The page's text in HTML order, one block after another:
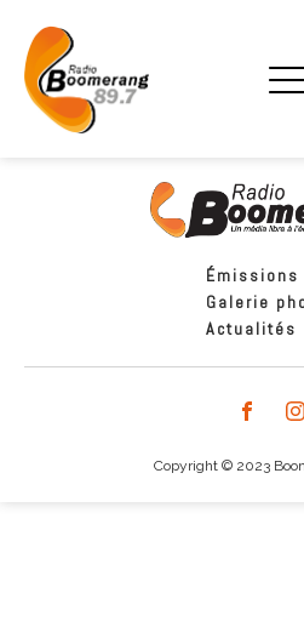
Émissions
Galerie
Actualités
Copyright © 2023